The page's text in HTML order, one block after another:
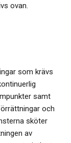
ovan.
som krävs
samt
och
sköter
av